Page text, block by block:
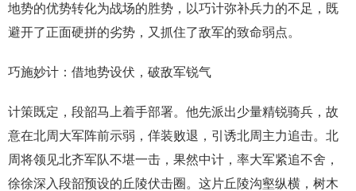
地势的优势转化为战场的胜势，以巧计弥补兵力的不足，既
避开了正面硬拼的劣势，又抓住了敌军的致命弱点。
巧施妙计：借地势设伏，破敌军锐气
计策既定，段韶马上着手部署。他先派出少量精锐骑兵，故
意在北周大军阵前示弱，佯装败退，引诱北周主力追击。北
周将领见北齐军队不堪一击，果然中计，率大军紧追不舍，
徐徐深入段韶预设的丘陵伏击圈。这片丘陵沟壑纵横，树木